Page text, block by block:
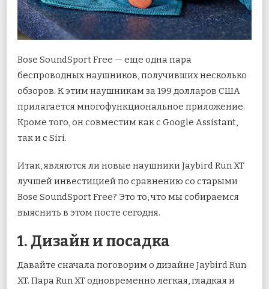
Bose SoundSport Free — еще одна пара
беспроводных наушников, получивших несколько
обзоров. К этим наушникам за 199 долларов США
прилагается многофункциональное приложение.
Кроме того, он совместим как с Google Assistant,
так и с Siri.
Итак, являются ли новые наушники Jaybird Run XT
лучшей инвестицией по сравнению со старыми
Bose SoundSport Free? Это то, что мы собираемся
выяснить в этом посте сегодня.
1. Дизайн и посадка
Давайте сначала поговорим о дизайне Jaybird Run
XT. Пара Run XT одновременно легкая, гладкая и